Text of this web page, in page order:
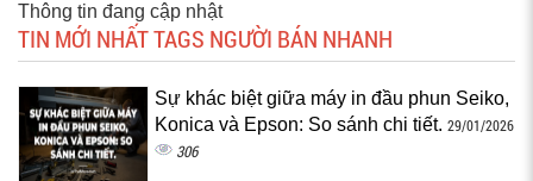
Thông tin đang cập nhật
TIN MỚI NHẤT TAGS NGƯỜI BÁN NHANH
Sự khác biệt giữa máy in đầu phun Seiko,
Konica và Epson: So sánh chi tiết. 29/01/2026
306